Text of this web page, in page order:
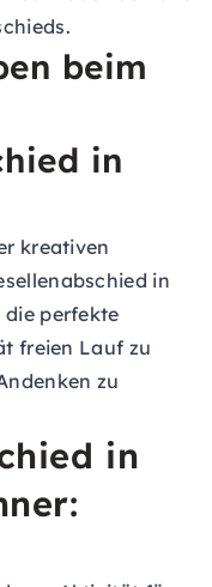
beim
in
kreativen
in
die perfekte
freien Lauf zu
zu
in